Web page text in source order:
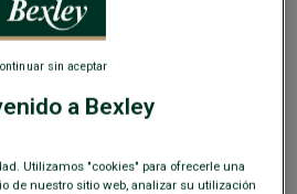
Azul claro moteado -
a Bexley
Utilizamos "cookies" para ofrecerle una
de nuestro sitio web, analizar su utilización
sin aceptar